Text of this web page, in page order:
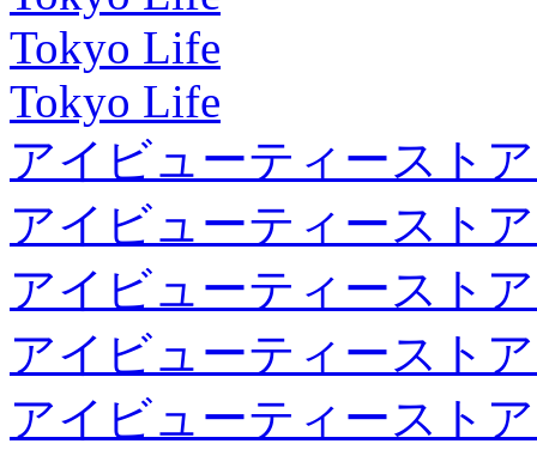
Tokyo Life
Tokyo Life
アイビューティースト
アイビューティースト
アイビューティースト
アイビューティースト
アイビューティースト